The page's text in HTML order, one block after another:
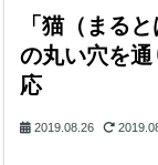
「猫（まる
の丸い穴を
応
2019.08.26